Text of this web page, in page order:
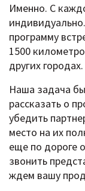
Именно. С
программу
1500
других городах.
Наша задача
рассказать о
убедить
место на их
еще по дороге
звонить
ждем вашу